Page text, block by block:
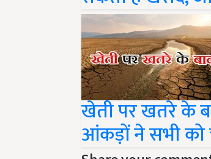
खेती पर खतरे के
आंकड़ों ने सभी को
Share your